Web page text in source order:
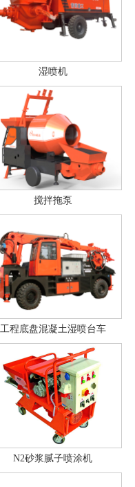
湿喷机
搅拌拖泵
工程底盘混凝土湿喷台车
N2砂浆腻子喷涂机